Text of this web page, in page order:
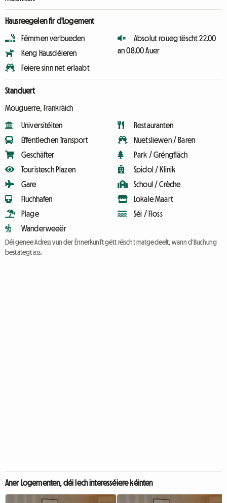
Hausreegelen fir d'Logement
Fëmmen verbueden
Keng Hausdéieren
Feiere sinn net erlaabt
Absolut roueg tëscht 22.00
an 08.00 Auer
Standuert
Mouguerre, Frankräich
Universitéiten
Ëffentlechen Transport
Geschäfter
Touristesch Plazen
Gare
Fluchhafen
Plage
Wanderweeër
Restauranten
Nuetsliewen / Baren
Park / Gréngfläch
Spidol / Klinik
Schoul / Crèche
Lokale Maart
Séi / Floss
Déi genee Adress vun der Ënnerkunft gëtt réischt matgedeelt, wann d'Buchung
bestätegt ass.
Aner Logementen, déi Iech interesséiere kéinten